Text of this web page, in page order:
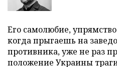
Его самолюбие,
когда прыгаешь на
противника, уже не раз
положение Украины